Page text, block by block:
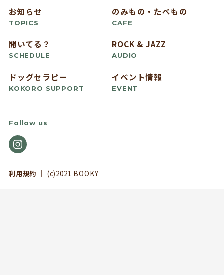
お知らせ
TOPICS
のみもの・たべもの
CAFE
開いてる？
SCHEDULE
ROCK & JAZZ
AUDIO
ドッグセラピー
KOKORO SUPPORT
イベント情報
EVENT
Follow us
利用規約 ｜ (c)2021 BOOKY